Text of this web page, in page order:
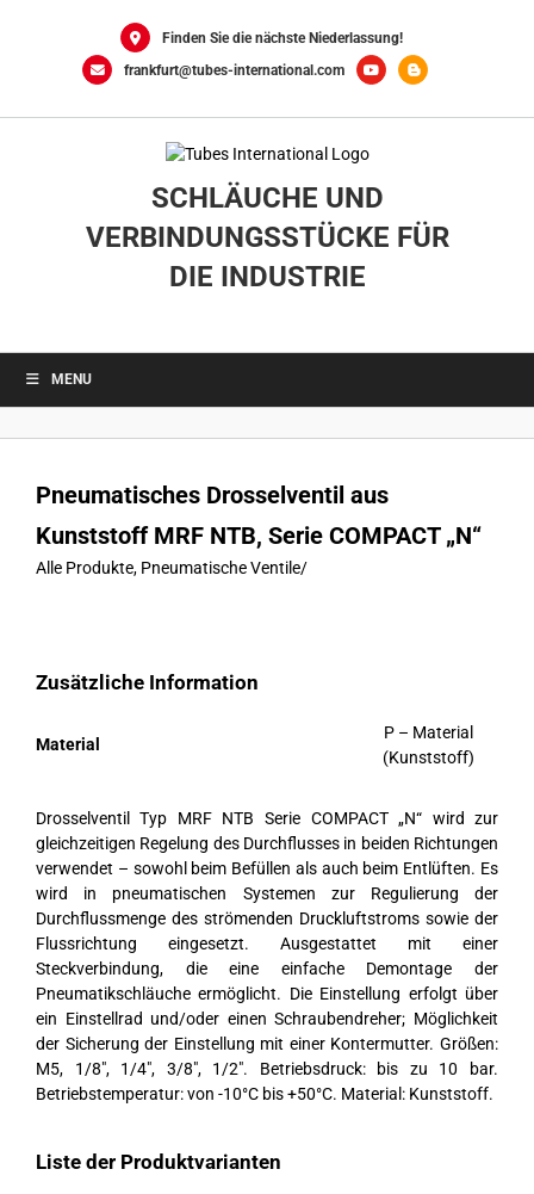
Finden Sie die nächste Niederlassung!
frankfurt@tubes-international.com
SCHLÄUCHE UND
VERBINDUNGSSTÜCKE FÜR
DIE INDUSTRIE
MENU
Pneumatisches Drosselventil aus
Kunststoff MRF NTB, Serie COMPACT „N“
Alle Produkte, Pneumatische Ventile/
Zusätzliche Information
Material
P – Material
(Kunststoff)
Drosselventil Typ MRF NTB Serie COMPACT „N“ wird zur
gleichzeitigen Regelung des Durchflusses in beiden Richtungen
verwendet – sowohl beim Befüllen als auch beim Entlüften. Es
wird in pneumatischen Systemen zur Regulierung der
Durchflussmenge des strömenden Druckluftstroms sowie der
Flussrichtung eingesetzt. Ausgestattet mit einer
Steckverbindung, die eine einfache Demontage der
Pneumatikschläuche ermöglicht. Die Einstellung erfolgt über
ein Einstellrad und/oder einen Schraubendreher; Möglichkeit
der Sicherung der Einstellung mit einer Kontermutter. Größen:
M5, 1/8″, 1/4″, 3/8″, 1/2″. Betriebsdruck: bis zu 10 bar.
Betriebstemperatur: von -10°C bis +50°C. Material: Kunststoff.
Liste der Produktvarianten